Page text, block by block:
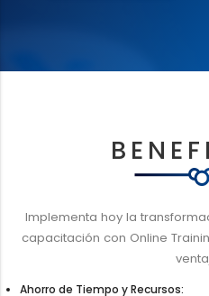
Implementa hoy la
capacitación con Online
Ahorro de Tiempo y Recursos: